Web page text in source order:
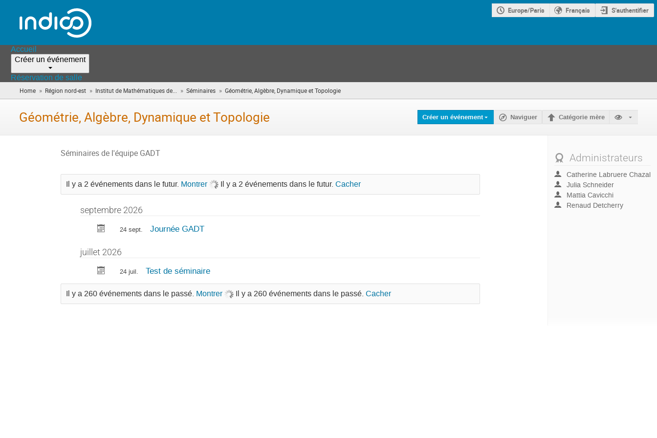
Europe/Paris Français S'authentifier
Accueil
Créer un événement
Réservation de salle
Home » Région nord-est » Institut de Mathématiques de... » Séminaires » Géométrie, Algèbre, Dynamique et Topologie
êtes
Géométrie, Algèbre, Dynamique et Topologie Créer un événement Naviguer Catégorie mère
Séminaires de l'équipe GADT
Il y a 2 événements dans le futur. Montrer Il y a 2 événements dans le futur.Cacher
septembre 2026
24 sept. Journée GADT
juillet 2026
24 juil. Test de séminaire
Il y a 260 événements dans le passé. Montrer Il y a 260 événements dans le passé.Cacher
Administrateurs
Catherine Labruere Chazal
Julia Schneider
Mattia Cavicchi
Renaud Detcherry